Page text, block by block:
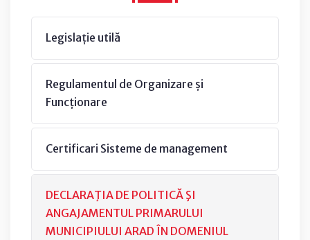
Legislație utilă
Regulamentul de Organizare și
Funcționare
Certificari Sisteme de management
DECLARAŢIA DE POLITICĂ ŞI
ANGAJAMENTUL PRIMARULUI
MUNICIPIULUI ARAD ÎN DOMENIUL